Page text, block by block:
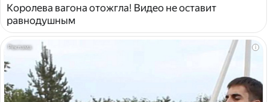
Королева вагона отожгла! Видео не оставит
равнодушным
i